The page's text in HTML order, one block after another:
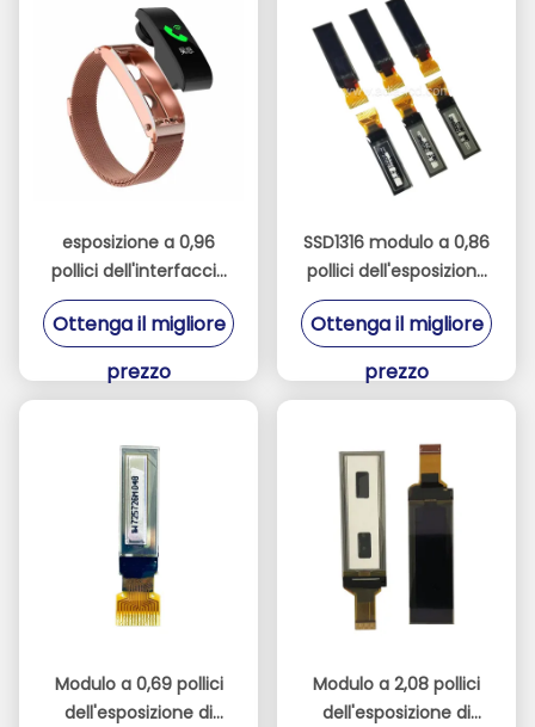
esposizione a 0,96
pollici dell'interfaccia
OLED di SPI di colore
262K per lo Smart
Ottenga il migliore
prezzo
SSD1316 modulo a 0,86
pollici dell'esposizione
del driver 96x32 OLED
Ottenga il migliore
prezzo
Modulo a 0,69 pollici
dell'esposizione di
Modulo a 2,08 pollici
dell'esposizione di